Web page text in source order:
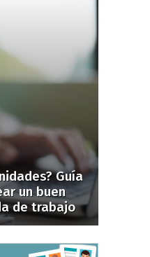
Guía
un buen
de trabajo